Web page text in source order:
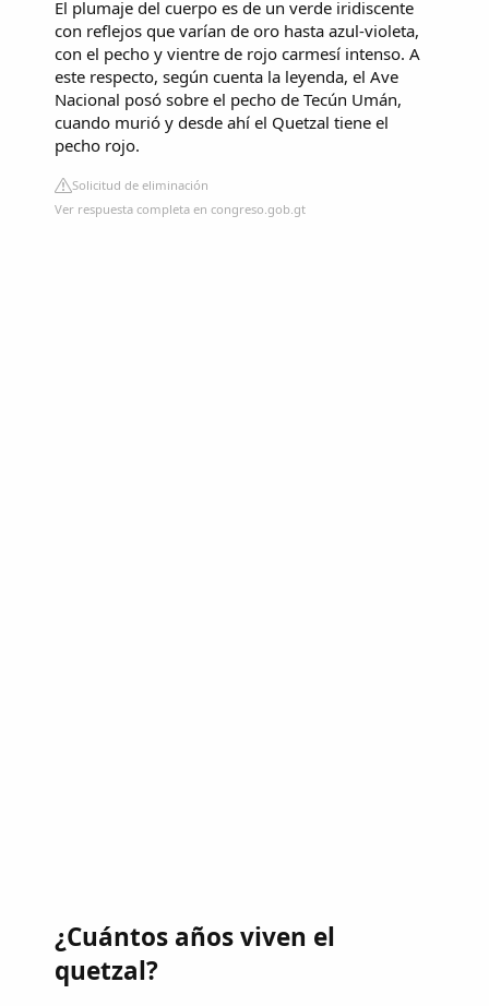
El plumaje del cuerpo es de un verde iridiscente
con reflejos que varían de oro hasta azul-violeta,
con el pecho y vientre de rojo carmesí intenso. A
este respecto, según cuenta la leyenda, el Ave
Nacional posó sobre el pecho de Tecún Umán,
cuando murió y desde ahí el Quetzal tiene el
pecho rojo.
Solicitud de eliminación
Ver respuesta completa en congreso.gob.gt
¿Cuántos años viven el
quetzal?